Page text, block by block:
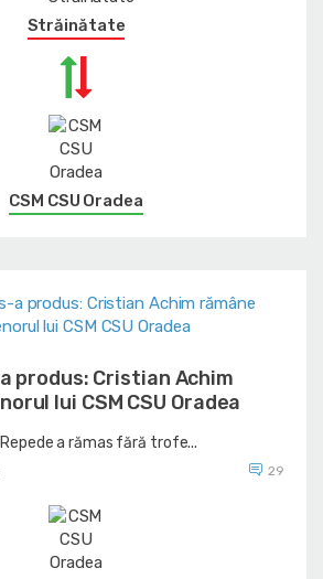
Străinătate
CSM CSU Oradea
produs: Cristian Achim
lui CSM CSU Oradea
a rămas fără trofe...
29